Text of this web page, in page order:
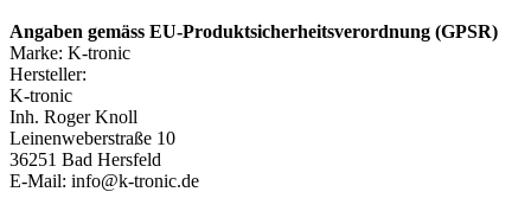
Angaben gemäss EU-Produktsicherheitsverordnung (GPSR)
Marke: K-tronic
Hersteller:
K-tronic
Inh. Roger Knoll
Leinenweberstraße 10
36251 Bad Hersfeld
E-Mail: info@k-tronic.de